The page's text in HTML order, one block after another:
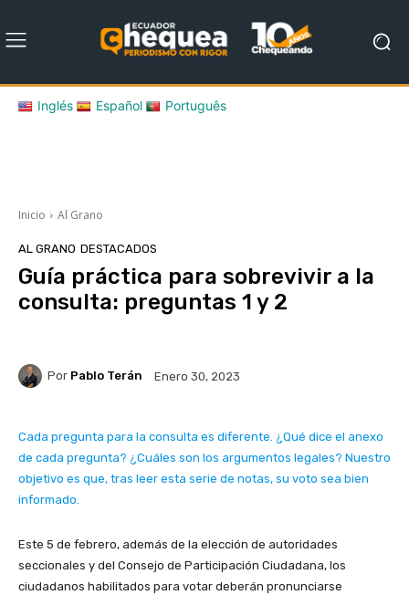
Inglés Español Português
Inicio Al Grano
AL GRANO DESTACADOS
Guía práctica para sobrevivir a la
consulta: preguntas 1 y 2
Por Pablo Terán Enero 30, 2023
Cada pregunta para la consulta es diferente. ¿Qué dice el anexo
de cada pregunta? ¿Cuáles son los argumentos legales? Nuestro
objetivo es que, tras leer esta serie de notas, su voto sea bien
informado.
Este 5 de febrero, además de la elección de autoridades
seccionales y del Consejo de Participación Ciudadana, los
ciudadanos habilitados para votar deberán pronunciarse